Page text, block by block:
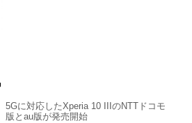
5Gに対応したXperia 10 IIIのNTTドコモ
版とau版が発売開始